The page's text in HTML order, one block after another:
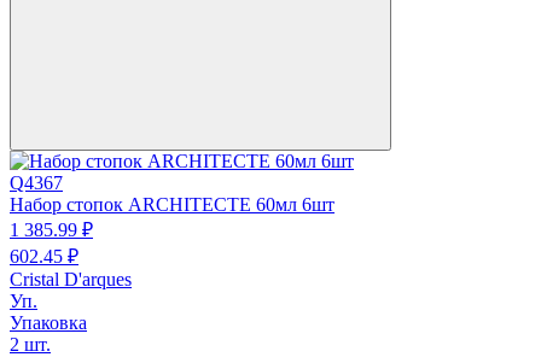
Q4367
Набор стопок ARCHITECTE 60мл 6шт
1 385.99 ₽
602.45 ₽
Cristal D'arques
Уп.
Упаковка
2 шт.